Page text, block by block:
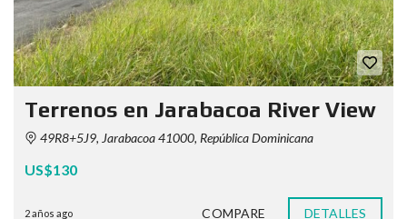
Terrenos en Jarabacoa River View
49R8+5J9, Jarabacoa 41000, República Dominicana
US$130
2 años ago COMPARE DETALLES